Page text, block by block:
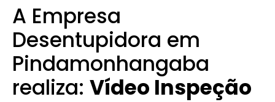
A Empresa
Desentupidora em
Pindamonhangaba
realiza: Vídeo Inspeção